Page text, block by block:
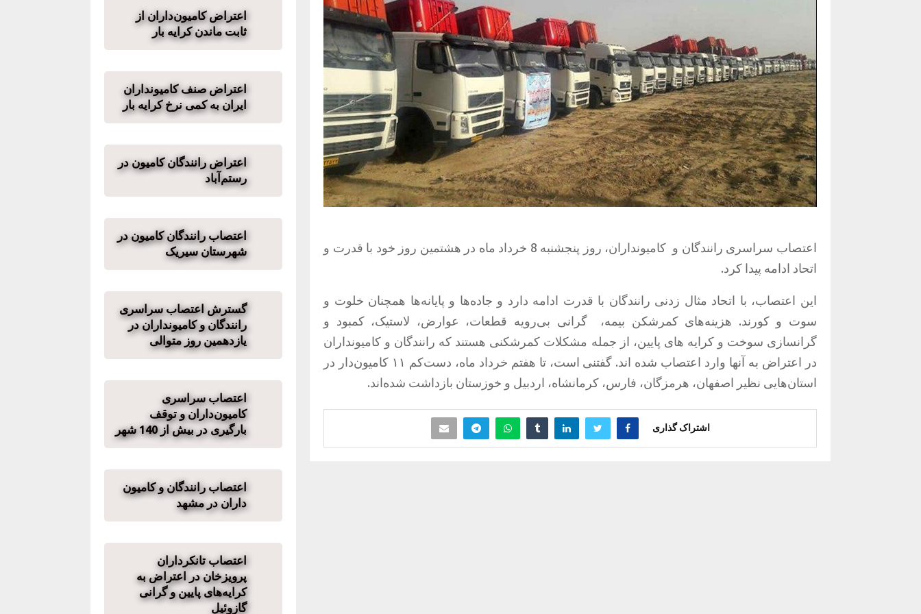
اعتصاب سراسری رانندگان و کامیونداران، روز پنجشنبه 8 خرداد ماه در هشتمین روز خود با قدرت و
اتحاد ادامه پیدا کرد.
این اعتصاب، با اتحاد مثال زدنی رانندگان با قدرت ادامه دارد و جاده‌ها و پایانه‌ها همچنان خلوت و
سوت‌ و‌ کورند. هزینه‌های کمرشکن بیمه، گرانی بی‌رویه قطعات، عوارض، لاستیک، کمبود و
گرانسازی سوخت و کرایه های پایین، از جمله مشکلات کمرشکنی هستند که رانندگان و کامیونداران
در اعتراض به آنها وارد اعتصاب شده اند. گفتنی است، تا هفتم خرداد ماه، دست‌کم ۱۱ کامیون‌دار در
استان‌هایی نظیر اصفهان، هرمزگان، فارس، کرمانشاه، اردبیل و خوزستان بازداشت شده‌اند.
اشتراک گذاری
اعتراض کامیون‌داران از
ثابت ماندن کرایه بار
اعتراض صنف کامیونداران
ایران به کمی نرخ کرایه بار
اعتراض رانندگان کامیون در
رستم‌آباد
اعتصاب رانندگان کامیون در
شهرستان سیریک
گسترش اعتصاب سراسری
رانندگان و کامیونداران در
یازدهمین روز متوالی
اعتصاب سراسری
کامیون‌داران و توقف
بارگیری در بیش از 140 شهر
اعتصاب رانندگان و کامیون
داران در مشهد
اعتصاب تانکرداران
پرویزخان در اعتراض به
کرایه‌های پایین و گرانی
گازوئیل